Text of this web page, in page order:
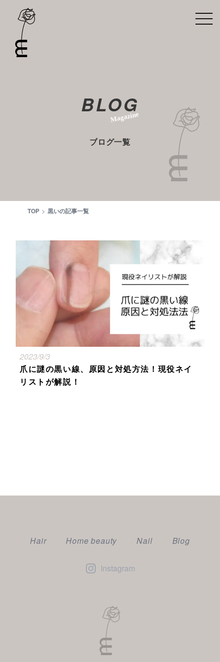
BLOG
Magazine
ブログ一覧
TOP 黒いの記事一覧
2023/9/3
爪に謎の黒い線、原因と対処方法！現役ネイ
リストが解説！
Hair Home beauty Nail Blog
Instagram